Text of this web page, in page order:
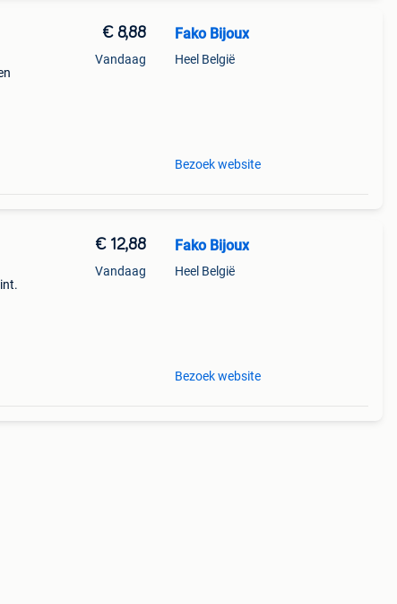
€ 8,88
Vandaag
Fako Bijoux
Heel België
Bezoek website
€ 12,88
Vandaag
Fako Bijoux
Heel België
Bezoek website